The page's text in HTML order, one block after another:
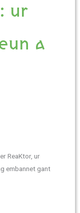
ur
a
ReaKtor, ur
embannet gant